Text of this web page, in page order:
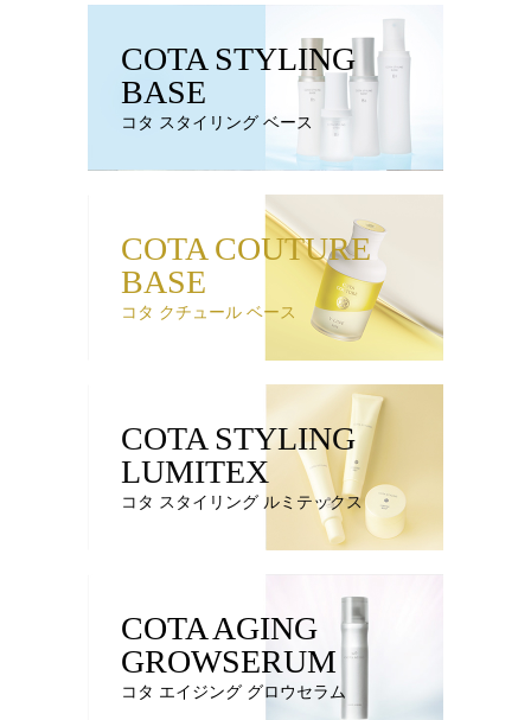
COTA STYLING
BASE
コタ スタイリング ベース
COTA COUTURE
BASE
コタ クチュール ベース
COTA STYLING
LUMITEX
コタ スタイリング ルミテックス
COTA AGING
GROWSERUM
コタ エイジング グロウセラム